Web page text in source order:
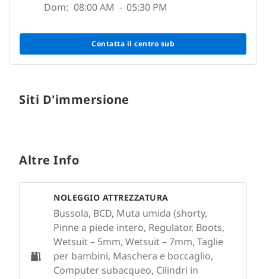
Dom: 08:00 AM - 05:30 PM
Contatta il centro sub
Siti D'immersione
Altre Info
NOLEGGIO ATTREZZATURA
Bussola, BCD, Muta umida (shorty,
Pinne a piede intero, Regulator, Boots,
Wetsuit – 5mm, Wetsuit – 7mm, Taglie
per bambini, Maschera e boccaglio,
Computer subacqueo, Cilindri in